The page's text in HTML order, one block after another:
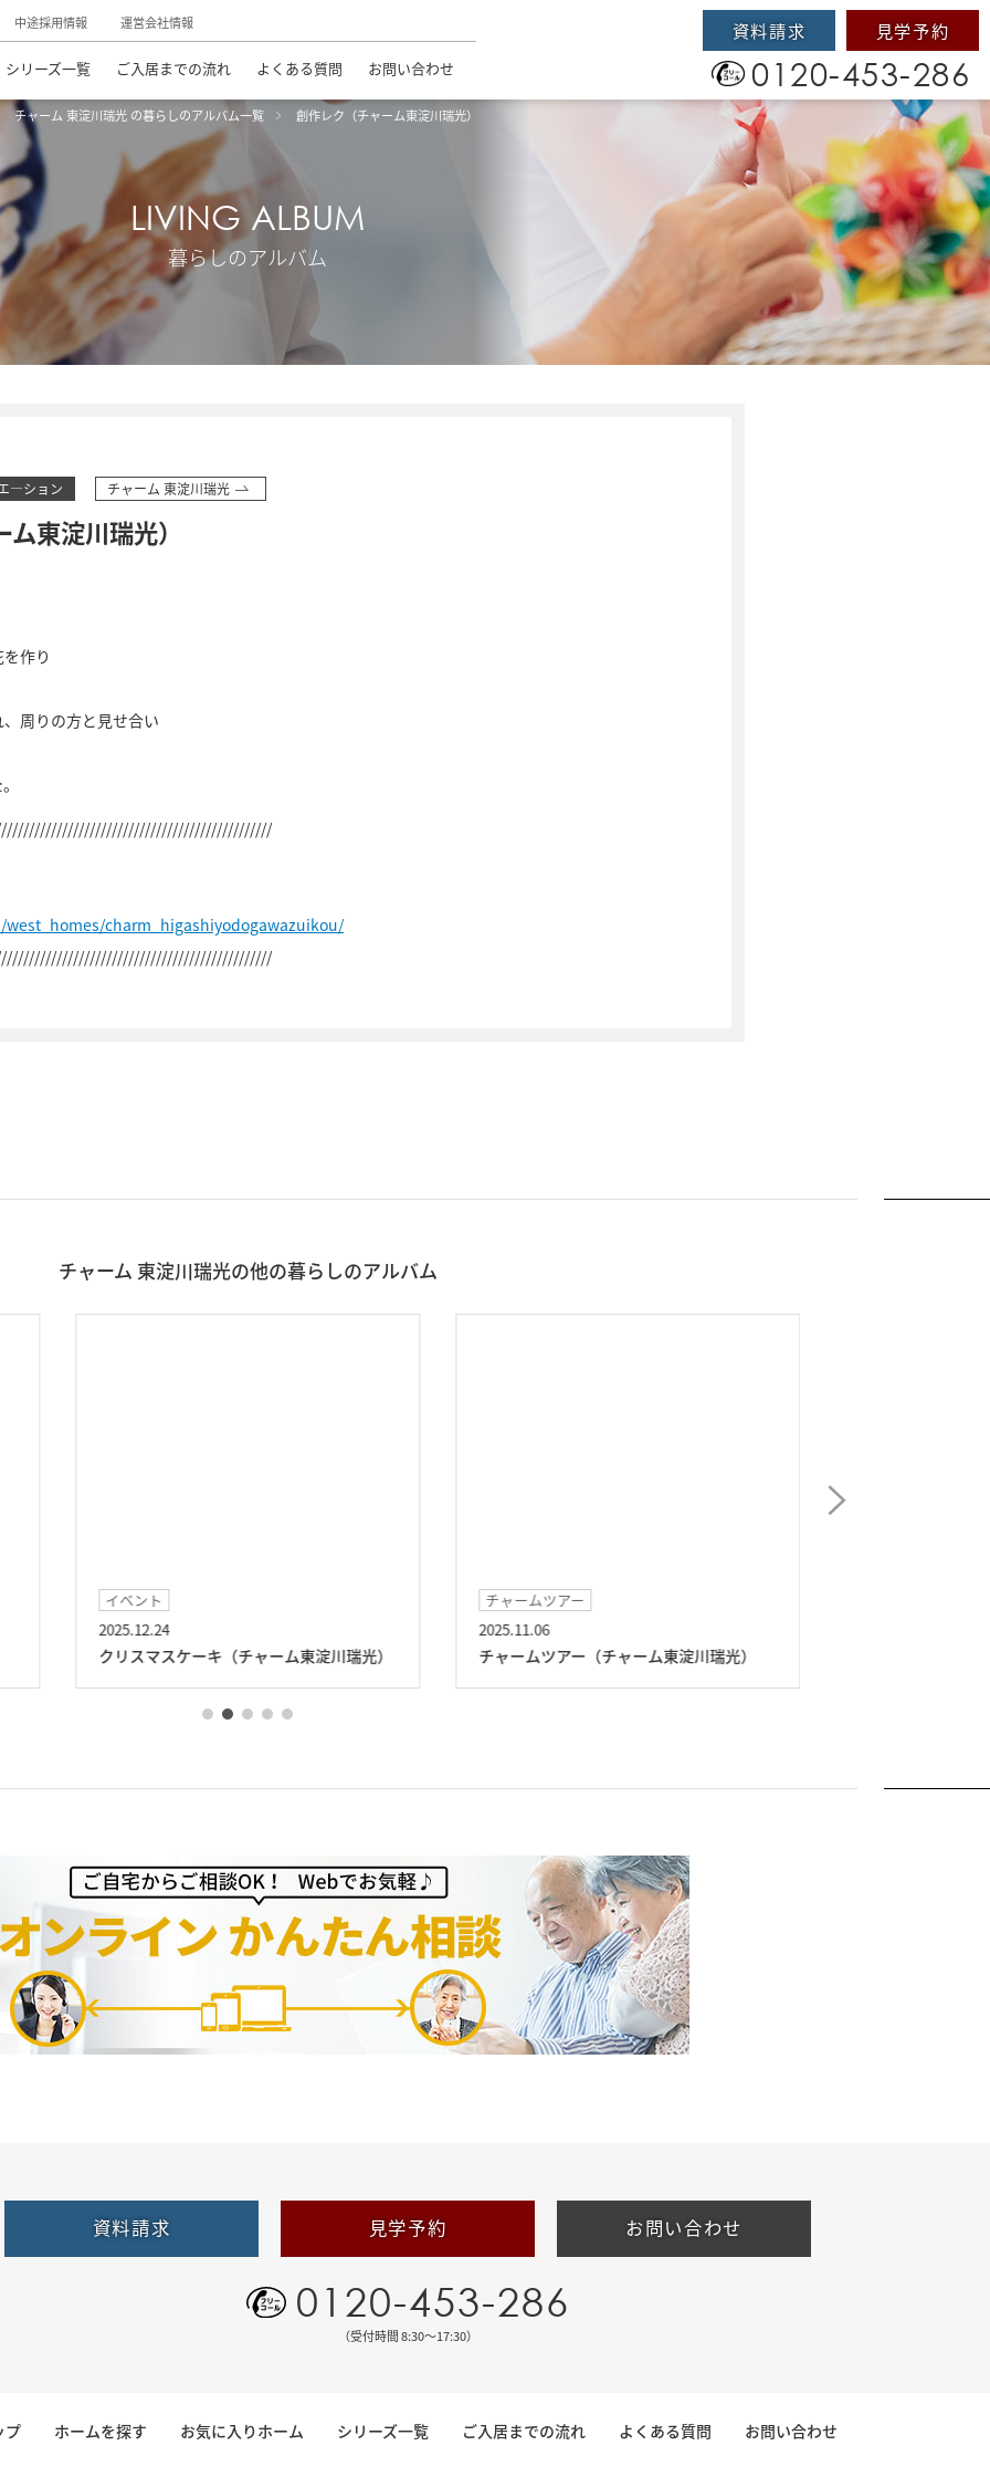
中途採用情報 運営会社情報
シリーズ一覧 ご入居までの流れ よくある質問 お問い合わせ
資料請求 見学予約
0120-453-286
チャーム 東淀川瑞光 の暮らしのアルバム一覧 創作レク（チャーム東淀川瑞光）
LIVING ALBUM
暮らしのアルバム
―ション チャーム 東淀川瑞光
東淀川瑞光）
作り
周りの方と見せ合い
charm_higashiyodogawazuikou/
チャーム 東淀川瑞光の他の暮らしのアルバム
イベント
2025.12.24
クリスマスケーキ（チャーム東淀川瑞光）
チャームツアー
2025.11.06
チャームツアー（チャーム東淀川瑞光）
資料請求 見学予約 お問い合わせ
0120-453-286
（受付時間 8:30〜17:30）
プ ホームを探す お気に入りホーム シリーズ一覧 ご入居までの流れ よくある質問 お問い合わせ